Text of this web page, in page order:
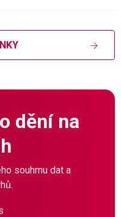
dění na
souhrnu dat a